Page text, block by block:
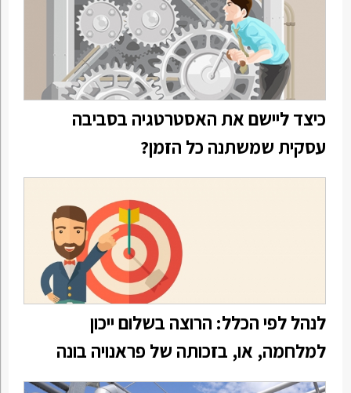
כיצד ליישם את האסטרטגיה בסביבה
עסקית שמשתנה כל הזמן?
לנהל לפי הכלל: הרוצה בשלום ייכון
למלחמה, או, בזכותה של פראנויה בונה